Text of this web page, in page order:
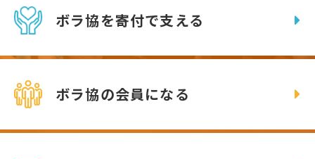
ボラ協を寄付で支える
ボラ協の会員になる